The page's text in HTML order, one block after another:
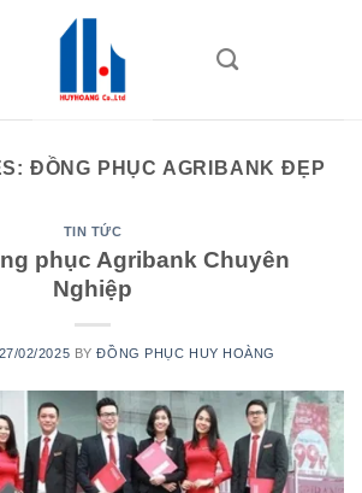
ĐỒNG PHỤC AGRIBANK ĐẸP
TIN TỨC
phục Agribank Chuyên
Nghiệp
27/02/2025 BYĐỒNG PHỤC HUY HOÀNG